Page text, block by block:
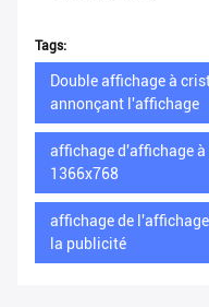
Tags:
Double affichage à
annonçant l'affichage
affichage d'affichage
1366x768
affichage de
la publicité